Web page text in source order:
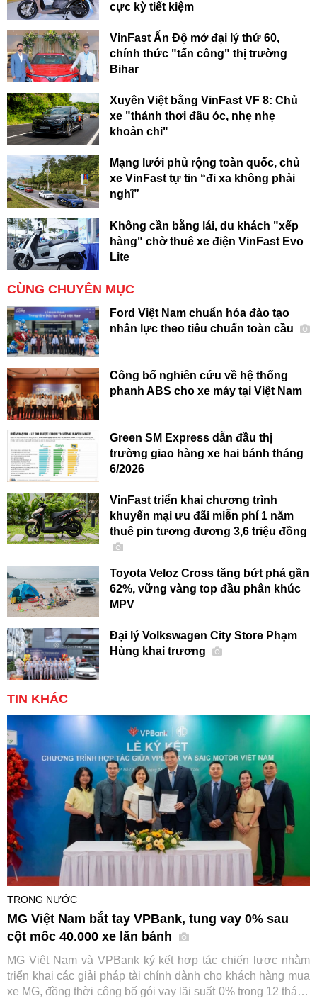
cực kỳ tiết kiệm
VinFast Ấn Độ mở đại lý thứ 60,
chính thức "tấn công" thị trường
Bihar
Xuyên Việt bằng VinFast VF 8: Chủ
xe "thảnh thơi đầu óc, nhẹ nhẹ
khoản chi"
Mạng lưới phủ rộng toàn quốc, chủ
xe VinFast tự tin “đi xa không phải
nghĩ”
Không cần bằng lái, du khách "xếp
hàng" chờ thuê xe điện VinFast Evo
Lite
CÙNG CHUYÊN MỤC
Ford Việt Nam chuẩn hóa đào tạo
nhân lực theo tiêu chuẩn toàn cầu
Công bố nghiên cứu về hệ thống
phanh ABS cho xe máy tại Việt Nam
Green SM Express dẫn đầu thị
trường giao hàng xe hai bánh tháng
6/2026
VinFast triển khai chương trình
khuyến mại ưu đãi miễn phí 1 năm
thuê pin tương đương 3,6 triệu đồng
Toyota Veloz Cross tăng bứt phá gần
62%, vững vàng top đầu phân khúc
MPV
Đại lý Volkswagen City Store Phạm
Hùng khai trương
TIN KHÁC
TRONG NƯỚC
MG Việt Nam bắt tay VPBank, tung vay 0% sau
cột mốc 40.000 xe lăn bánh
MG Việt Nam và VPBank ký kết hợp tác chiến lược nhằm
triển khai các giải pháp tài chính dành cho khách hàng mua
xe MG, đồng thời công bố gói vay lãi suất 0% trong 12 tháng